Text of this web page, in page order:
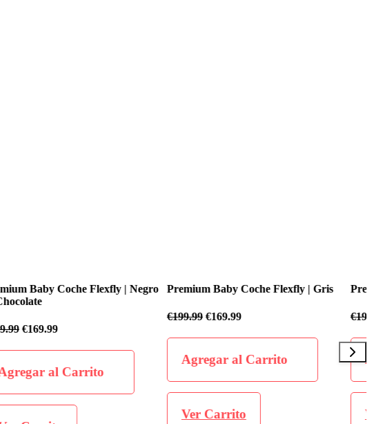
Premium Baby Coche Flexfly | Gris Premium Baby Coche Flexfly | Negro
€199.99 €169.99
Agregar al Carrito
Ver Carrito